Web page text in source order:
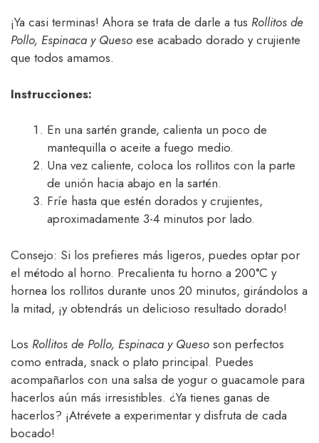
¡Ya casi terminas! Ahora se trata de darle a tus Rollitos de
Pollo, Espinaca y Queso ese acabado dorado y crujiente
que todos amamos.
Instrucciones:
En una sartén grande, calienta un poco de
mantequilla o aceite a fuego medio.
Una vez caliente, coloca los rollitos con la parte
de unión hacia abajo en la sartén.
Fríe hasta que estén dorados y crujientes,
aproximadamente 3-4 minutos por lado.
Consejo: Si los prefieres más ligeros, puedes optar por
el método al horno. Precalienta tu horno a 200°C y
hornea los rollitos durante unos 20 minutos, girándolos a
la mitad, ¡y obtendrás un delicioso resultado dorado!
Los Rollitos de Pollo, Espinaca y Queso son perfectos
como entrada, snack o plato principal. Puedes
acompañarlos con una salsa de yogur o guacamole para
hacerlos aún más irresistibles. ¿Ya tienes ganas de
hacerlos? ¡Atrévete a experimentar y disfruta de cada
bocado!